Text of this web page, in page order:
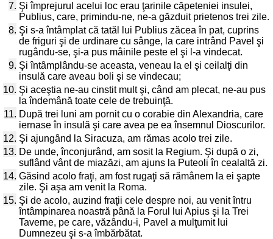
7. Şi împrejurul acelui loc erau ţarinile căpeteniei insulei,
Publius, care, primindu-ne, ne-a găzduit prietenos trei zile.
8. Şi s-a întâmplat că tatăl lui Publius zăcea în pat, cuprins
de friguri şi de urdinare cu sânge, la care intrând Pavel şi
rugându-se, şi-a pus mâinile peste el şi l-a vindecat.
9. Şi întâmplându-se aceasta, veneau la el şi ceilalţi din
insulă care aveau boli şi se vindecau;
10. Şi aceştia ne-au cinstit mult şi, când am plecat, ne-au pus
la îndemână toate cele de trebuinţă.
11. După trei luni am pornit cu o corabie din Alexandria, care
iernase în insulă şi care avea pe ea însemnul Dioscurilor.
12. Şi ajungând la Siracuza, am rămas acolo trei zile.
13. De unde, înconjurând, am sosit la Regium. Şi după o zi,
suflând vânt de miazăzi, am ajuns la Puteoli în cealaltă zi.
14. Găsind acolo fraţi, am fost rugaţi să rămânem la ei şapte
zile. Şi aşa am venit la Roma.
15. Şi de acolo, auzind fraţii cele despre noi, au venit întru
întâmpinarea noastră până la Forul lui Apius şi la Trei
Taverne, pe care, văzându-i, Pavel a mulţumit lui
Dumnezeu şi s-a îmbărbătat.